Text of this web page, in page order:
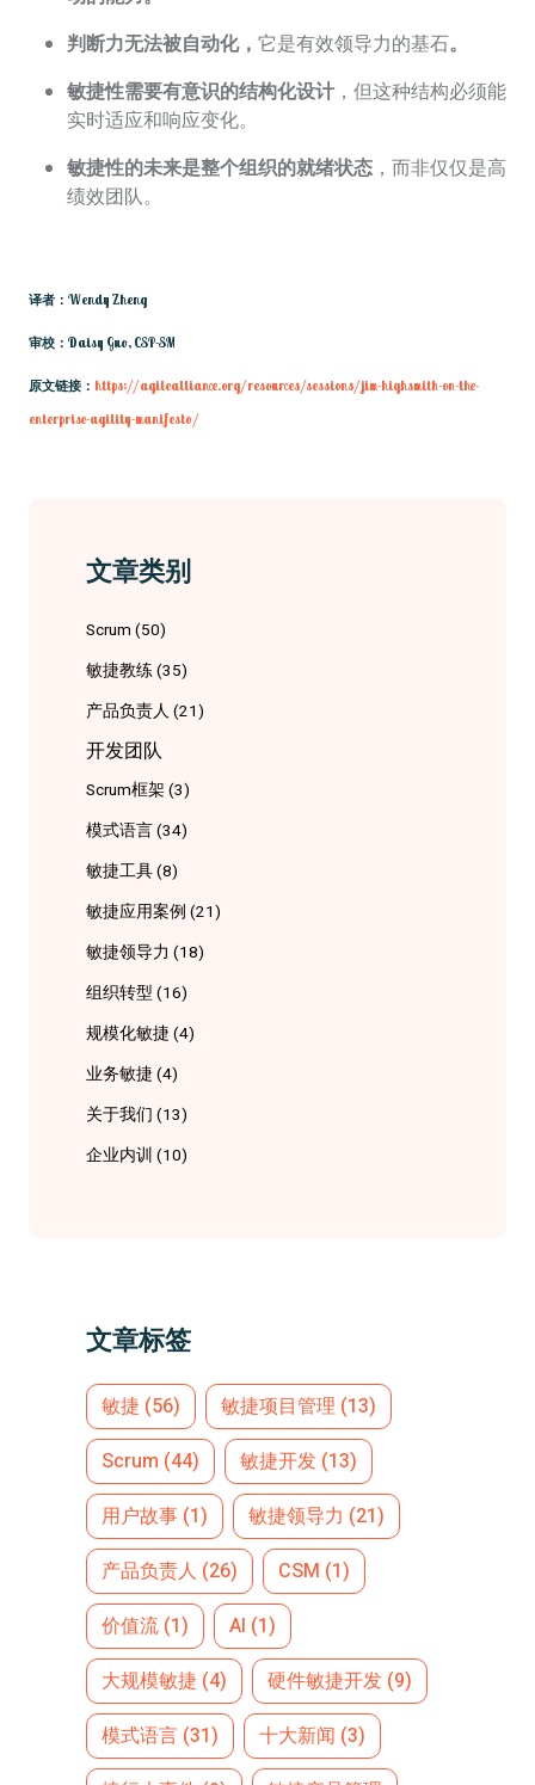
判断力无法被自动化， 它是有效领导力的基石。
敏捷性需要有意识的结构化设计 ，但这种结构必须能
实时适应和响应变化。
敏捷性的未来是整个组织的就绪状态 ，而非仅仅是高
绩效团队。
译者：Wendy Zheng
审校：Daisy Guo, CSP-SM
原文链接： https://agilealliance.org/resources/sessions/jim-highsmith-on-the-
enterprise-agility-manifesto/
文章类别
Scrum (50)
敏捷教练(35)
产品负责人(21)
开发团队
Scrum框架 (3)
模式语言(34)
敏捷工具(8)
敏捷应用案例 (21)
敏捷领导力 (18)
组织转型(16)
规模化敏捷(4)
业务敏捷(4)
关于我们 (13)
企业内训 (10)
文章标签
敏捷 (56) 敏捷项目管理 (13)
Scrum (44) 敏捷开发 (13)
用户故事 (1) 敏捷领导力 (21)
产品负责人 (26) CSM (1)
价值流 (1) AI (1)
大规模敏捷 (4) 硬件敏捷开发 (9)
模式语言 (31) 十大新闻 (3)